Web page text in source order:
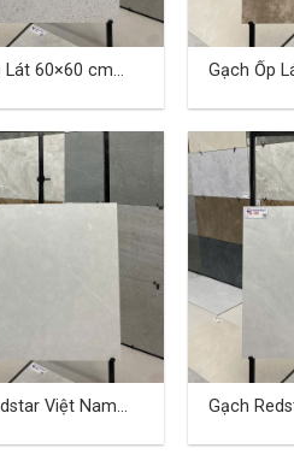
Lát 60×60 cm
Gạch Ốp
Việt Nam
Gạch